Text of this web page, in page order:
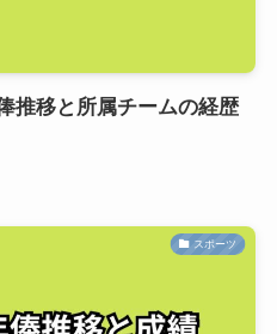
推移と所属チームの経歴
スポーツ